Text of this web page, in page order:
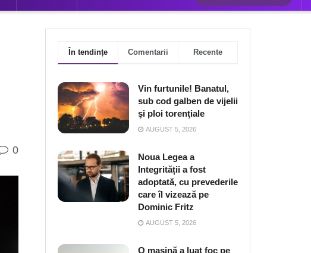
0
În tendințe Comentarii Recente
Vin furtunile! Banatul,
sub cod galben de vijelii
şi ploi torenţiale
AUGUST 5, 2026
Noua Legea a
Integrității a fost
adoptată, cu prevederile
care îl vizează pe
Dominic Fritz
AUGUST 5, 2026
O maşină a luat foc pe